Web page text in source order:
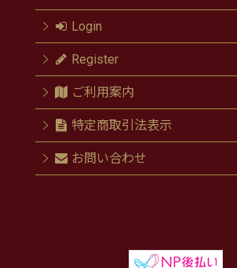
Login
Register
ご利用案内
特定商取引法表示
お問い合わせ